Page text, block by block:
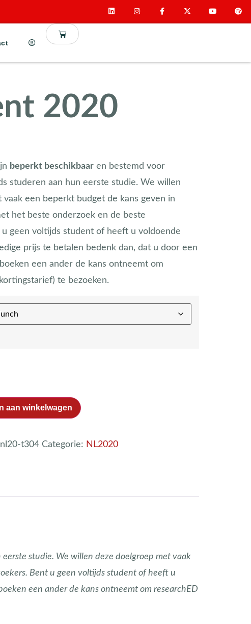
2020
beperkt beschikbaaren bestemd voor
studeren aan hun eerste studie. We willen
vaak een beperkt budget de kans geven in
het beste onderzoek en de beste
geen voltijds student of heeft u voldoende
prijs te betalen bedenk dan, dat u door een
een ander de kans ontneemt om
te bezoeken.
aan winkelwagen
t304 Categorie: NL2020
studie. We willen deze doelgroep met vaak
Bent u geen voltijds student of heeft u
een ander de kans ontneemt om researchED